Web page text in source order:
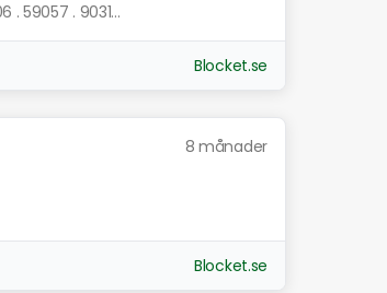
. 59057 . 9031...
Blocket.se
8 månader
Blocket.se